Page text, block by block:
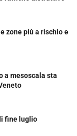
zone più a rischio e
a mesoscala sta
fine luglio